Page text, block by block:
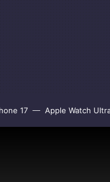
17 Apple Watch